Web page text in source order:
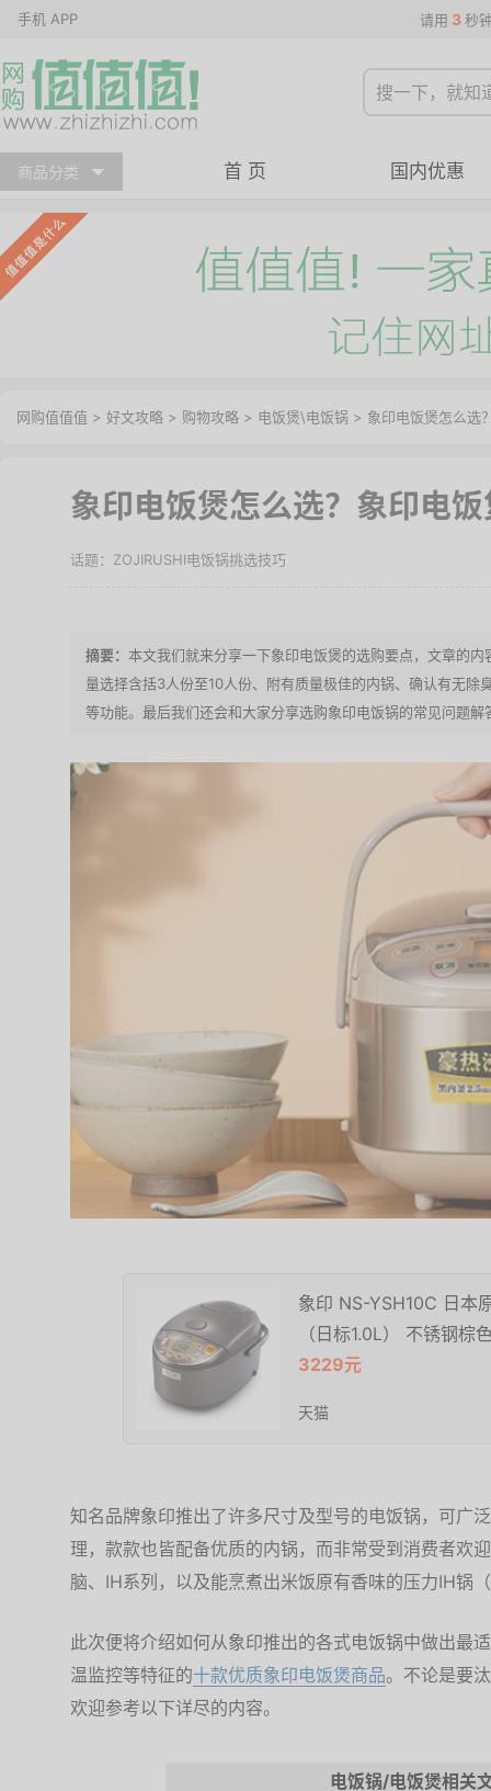
手机 APP 请用 3 秒
商品分类 首 页 国内优惠
网购值值值 > 好文攻略 > 购物攻略 > 电饭煲\电饭锅 > 象印电饭煲怎么选
象印电饭煲怎么选？象印电
ZOJIRUSHI电饭锅挑选技巧
本文我们就来分享一下象印电饭煲的选购要点，文章的
量选择含括3人份至10人份、附有质量极佳的内锅、确认有无除
等功能。最后我们还会和大家分享选购象印电饭锅的常见问题解
象印 NS-YSH10C 日本
（日标1.0L） 不锈钢棕
3229元
天猫
知名品牌象印推出了许多尺寸及型号的电饭锅，可广
理，款款也皆配备优质的内锅，而非常受到消费者欢
脑、IH系列，以及能烹煮出米饭原有香味的压力IH锅
此次便将介绍如何从象印推出的各式电饭锅中做出最
温监控等特征的十款优质象印电饭煲商品。不论是要
欢迎参考以下详尽的内容。
电饭锅/电饭煲相关